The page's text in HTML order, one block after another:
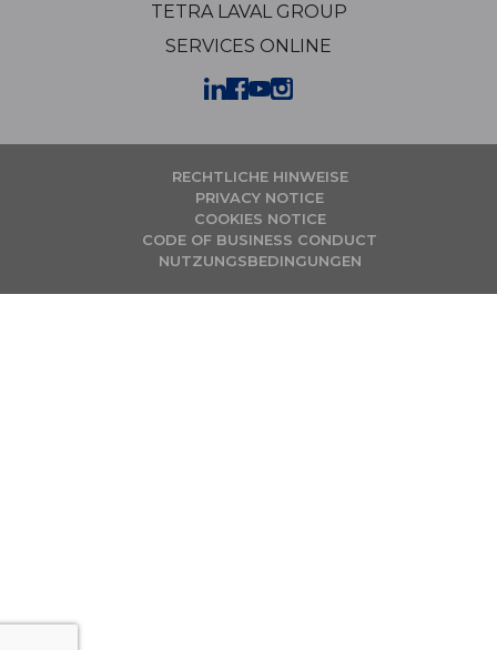
TETRA LAVAL GROUP
SERVICES ONLINE
RECHTLICHE HINWEISE
PRIVACY NOTICE
COOKIES NOTICE
CODE OF BUSINESS CONDUCT
NUTZUNGSBEDINGUNGEN